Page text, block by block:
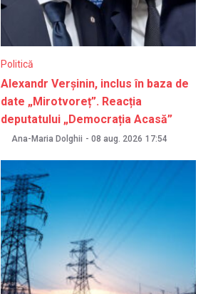
Politică
Alexandr Verșinin, inclus în baza de
date „Mirotvoreț”. Reacția
deputatului „Democrația Acasă”
Ana-Maria Dolghii - 08 aug. 2026 17:54